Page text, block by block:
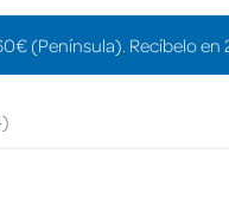
(Península). Recíbelo